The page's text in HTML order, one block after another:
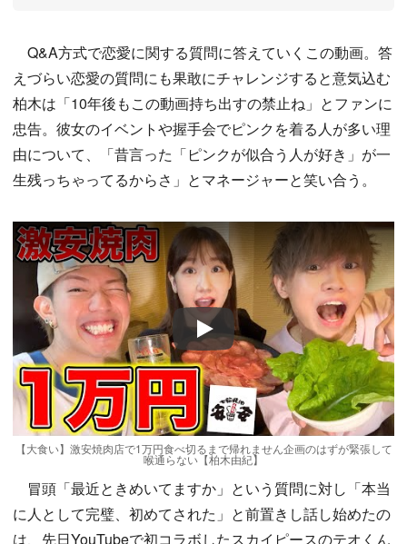
Q&A方式で恋愛に関する質問に答えていくこの動画。答
えづらい恋愛の質問にも果敢にチャレンジすると意気込む
柏木は「10年後もこの動画持ち出すの禁止ね」とファンに
忠告。彼女のイベントや握手会でピンクを着る人が多い理
由について、「昔言った「ピンクが似合う人が好き」が一
生残っちゃってるからさ」とマネージャーと笑い合う。
Play
【大食い】激安焼肉店で1万円食べ切るまで帰れません企画のはずが緊張して
喉通らない【柏木由紀】
冒頭「最近ときめいてますか」という質問に対し「本当
に人として完璧、初めてされた」と前置きし話し始めたの
は、先日YouTubeで初コラボしたスカイピースのテオくん